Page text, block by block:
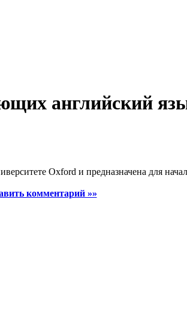
английский
Oxford и предназначена для
комментарий »»